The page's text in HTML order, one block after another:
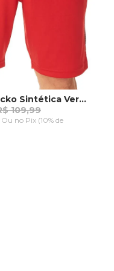
Bermuda Ecko Sintética Vermelha
109,99
Ou no Pix (10% de